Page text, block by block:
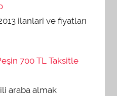
ilanlari ve fiyatları
700 TL Taksitle
araba almak